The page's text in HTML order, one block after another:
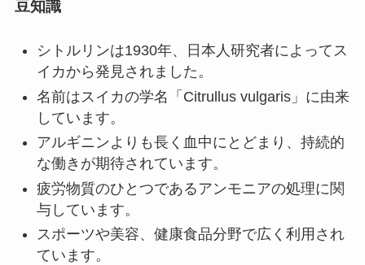
豆知識
シトルリンは1930年、日本人研究者によってス
イカから発見されました。
名前はスイカの学名「Citrullus vulgaris」に由来
しています。
アルギニンよりも長く血中にとどまり、持続的
な働きが期待されています。
疲労物質のひとつであるアンモニアの処理に関
与しています。
スポーツや美容、健康食品分野で広く利用され
ています。